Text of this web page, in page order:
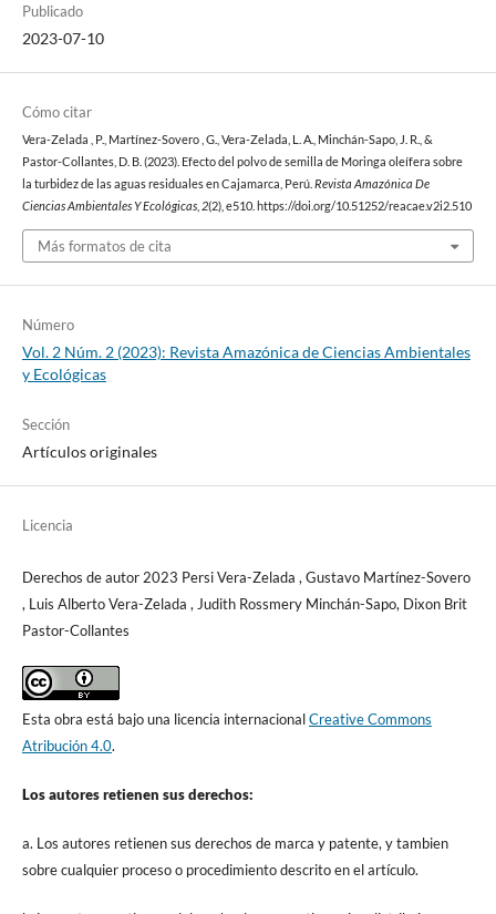
Publicado
2023-07-10
Cómo citar
Vera-Zelada , P., Martínez-Sovero , G., Vera-Zelada, L. A., Minchán-Sapo, J. R., &
Pastor-Collantes, D. B. (2023). Efecto del polvo de semilla de Moringa oleífera sobre
la turbidez de las aguas residuales en Cajamarca, Perú. Revista Amazónica De
Ciencias Ambientales Y Ecológicas, 2(2), e510. https://doi.org/10.51252/reacae.v2i2.510
Más formatos de cita
Número
Vol. 2 Núm. 2 (2023): Revista Amazónica de Ciencias Ambientales
y Ecológicas
Sección
Artículos originales
Licencia
Derechos de autor 2023 Persi Vera-Zelada , Gustavo Martínez-Sovero
, Luis Alberto Vera-Zelada , Judith Rossmery Minchán-Sapo, Dixon Brit
Pastor-Collantes
Esta obra está bajo una licencia internacionalCreative Commons
Atribución 4.0.
Los autores retienen sus derechos:
a. Los autores retienen sus derechos de marca y patente, y tambien
sobre cualquier proceso o procedimiento descrito en el artículo.